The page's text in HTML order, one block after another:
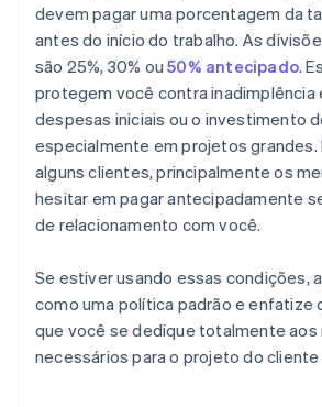
devem pagar uma porcentagem da
antes do início do trabalho. As
são 25%, 30% ou50% antecipado.
protegem você contra inadimplência
despesas iniciais ou o investimento
especialmente em projetos grandes.
alguns clientes, principalmente os
hesitar em pagar antecipadamente
de relacionamento com você.
Se estiver usando essas condições,
como uma política padrão e enfatize
que você se dedique totalmente aos
necessários para o projeto do cliente